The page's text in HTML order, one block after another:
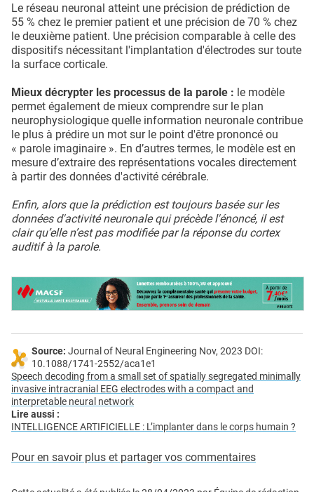
Le réseau neuronal atteint une précision de prédiction de
55 % chez le premier patient et une précision de 70 % chez
le deuxième patient. Une précision comparable à celle des
dispositifs nécessitant l'implantation d'électrodes sur toute
la surface corticale.
Mieux décrypter les processus de la parole : le modèle
permet également de mieux comprendre sur le plan
neurophysiologique quelle information neuronale contribue
le plus à prédire un mot sur le point d'être prononcé ou
« parole imaginaire ». En d’autres termes, le modèle est en
mesure d’extraire des représentations vocales directement
à partir des données d'activité cérébrale.
Enfin, alors que la prédiction est toujours basée sur les
données d'activité neuronale qui précède l'énoncé, il est
clair qu’elle n’est pas modifiée par la réponse du cortex
auditif à la parole.
Source: Journal of Neural Engineering Nov, 2023 DOI:
10.1088/1741-2552/aca1e1
Speech decoding from a small set of spatially segregated minimally
invasive intracranial EEG electrodes with a compact and
interpretable neural network
Lire aussi :
INTELLIGENCE ARTIFICIELLE : L’implanter dans le corps humain ?
Pour en savoir plus et partager vos commentaires